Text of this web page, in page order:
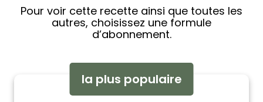
Pour voir cette recette ainsi que toutes les
autres, choisissez une formule
d’abonnement.
la plus populaire